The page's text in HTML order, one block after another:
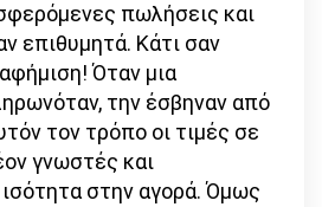
πωλήσεις και
επιθυμητά. Κάτι σαν
Όταν μια
την έσβηναν από
τον τρόπο οι τιμές σε
γνωστές και
στην αγορά. Όμως